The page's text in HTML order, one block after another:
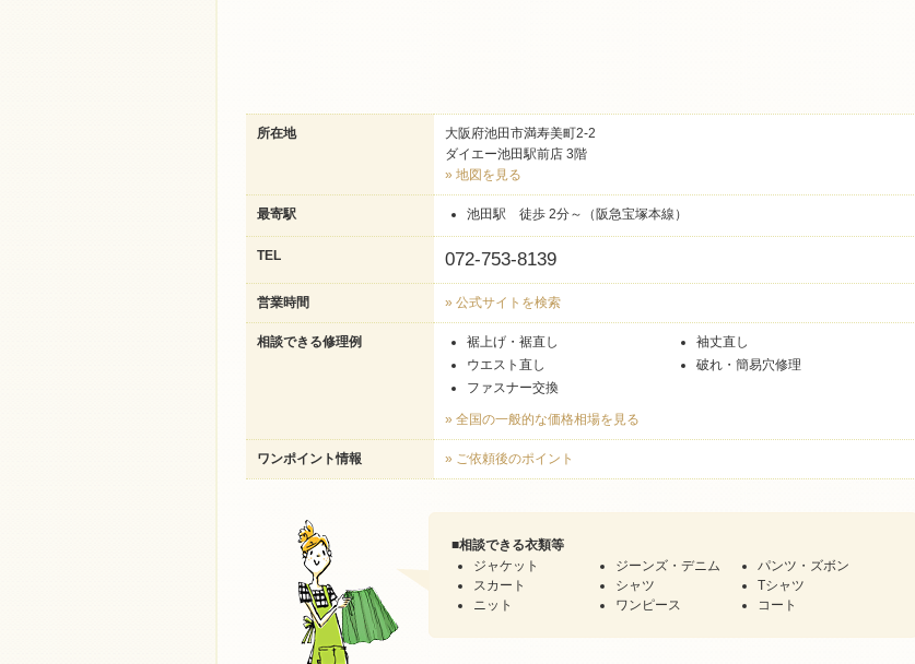
所在地
大阪府池田市満寿美町2-2
ダイエー池田駅前店 3階
» 地図を見る
最寄駅 池田駅 徒歩 2分～（阪急宝塚本線）
TEL 072-753-8139
営業時間 » 公式サイトを検索
相談できる修理例 裾上げ・裾直し
袖丈直し
ウエスト直し
破れ・簡易穴修理
ファスナー交換
» 全国の一般的な価格相場を見る
ワンポイント情報 » ご依頼後のポイント
■相談できる衣類等
ジャケット
ジーンズ・デニム
パンツ・ズボン
スカート
シャツ
Tシャツ
ニット
ワンピース コート